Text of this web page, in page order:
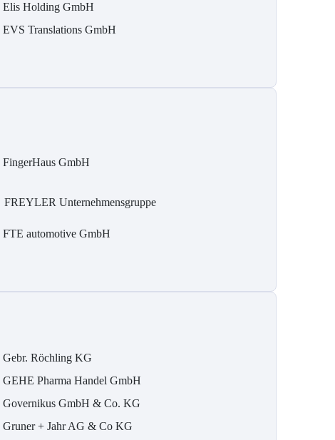
Elis Holding GmbH
EVS Translations GmbH
FingerHaus GmbH
FREYLER Unternehmensgruppe
FTE automotive GmbH
Gebr. Röchling KG
GEHE Pharma Handel GmbH
Governikus GmbH & Co. KG
Gruner + Jahr AG & Co KG